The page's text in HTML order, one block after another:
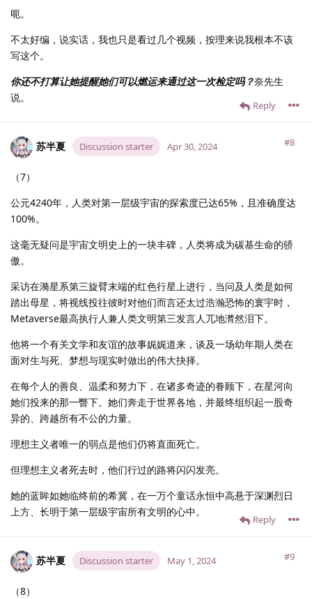
呃。
不太好编，说实话，我也只是看过几个视频，按理来说我根本不该
写这个。
你还不打算让她提醒她们可以燃运来通过这一次检定吗？奈先生
说。
Reply
苏半夏 Discussion starter #8
Apr 30, 2024
（7）
公元4240年，人类对第一层级宇宙的探索度已达65%，且准确度达
100%。
这毫无疑问是宇宙文明史上的一块丰碑，人类将成为碳基生命的骄
傲。
采访在漪星系第三旋臂末端的红色行星上进行，当问及人类是如何
踏出母星，将视线投往彼时对他们而言还太过浩瀚恐怖的寰宇时，
Metaverse最高执行人兼人类文明第三发言人兀地潸然泪下。
他将一个有关文学和友谊的故事娓娓道来，谈及一场幼年期人类在
面对生与死、梦想与现实时做出的伟大抉择。
在每个人的善良、温柔和努力下，在诸多奇迹的眷顾下，在星河向
她们投来的那一瞥下。她们奔走于世界各地，并最终组织起一股奇
异的、跨越所有不公的力量。
理想主义者唯一的弱点是他们仍将直面死亡。
但理想主义者死去时，他们行过的路将闪闪发亮。
她的蓝眸如她临终前的希冀，在一万个童话永恒中高悬于深渊烈日
上方、长明于第一层级宇宙所有文明的心中。
Reply
苏半夏 Discussion starter #9
May 1, 2024
（8）